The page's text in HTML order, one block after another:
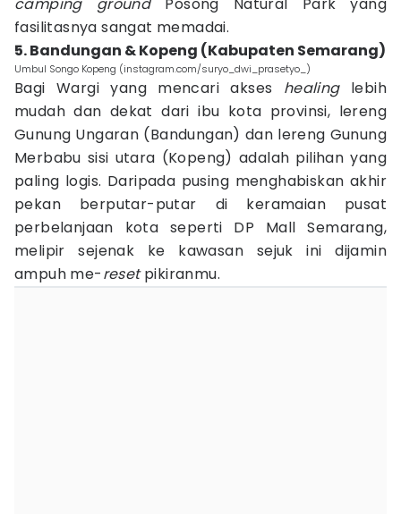
fasilitasnya sangat memadai.
5. Bandungan & Kopeng (Kabupaten Semarang)
Umbul Songo Kopeng (instagram.com/suryo_dwi_prasetyo_)
Bagi Wargi yang mencari akses healinglebih
mudah dan dekat dari ibu kota provinsi, lereng
Gunung Ungaran (Bandungan) dan lereng Gunung
Merbabu sisi utara (Kopeng) adalah pilihan yang
paling logis. Daripada pusing menghabiskan akhir
pekan berputar-putar di keramaian pusat
perbelanjaan kota seperti DP Mall Semarang,
melipir sejenak ke kawasan sejuk ini dijamin
ampuh me-resetpikiranmu.